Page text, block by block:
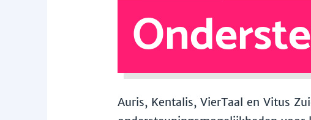
Auris, Kentalis, VierTaal en Vitus